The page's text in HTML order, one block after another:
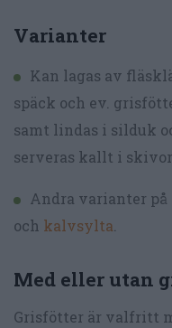
Varianter
Kan lagas av
späck och ev.
samt lindas i silduk
serveras kallt i skivor.
Andra varianter
och kalvsylta
Med eller utan
Grisfötter är valfritt